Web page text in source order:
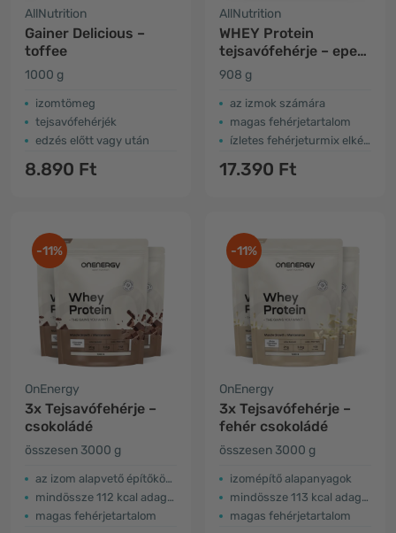
AllNutrition
Gainer Delicious –
toffee
1000 g
izomtömeg
tejsavófehérjék
edzés előtt vagy után
8.890 Ft
AllNutrition
WHEY Protein
tejsavófehérje – eper
és banán
908 g
az izmok számára
magas fehérjetartalom
ízletes fehérjeturmix elkészítésére
17.390 Ft
-11%
OnEnergy
3x Tejsavófehérje –
csokoládé
összesen 3000 g
az izom alapvető építőkövei
mindössze 112 kcal adagonként
magas fehérjetartalom
-11%
OnEnergy
3x Tejsavófehérje –
fehér csokoládé
összesen 3000 g
izomépítő alapanyagok
mindössze 113 kcal adagonként
magas fehérjetartalom